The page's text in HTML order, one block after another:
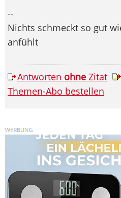
--
Nichts schmeckt so gut
anfühlt
Antworten ohne Zitat
Themen-Abo bestellen